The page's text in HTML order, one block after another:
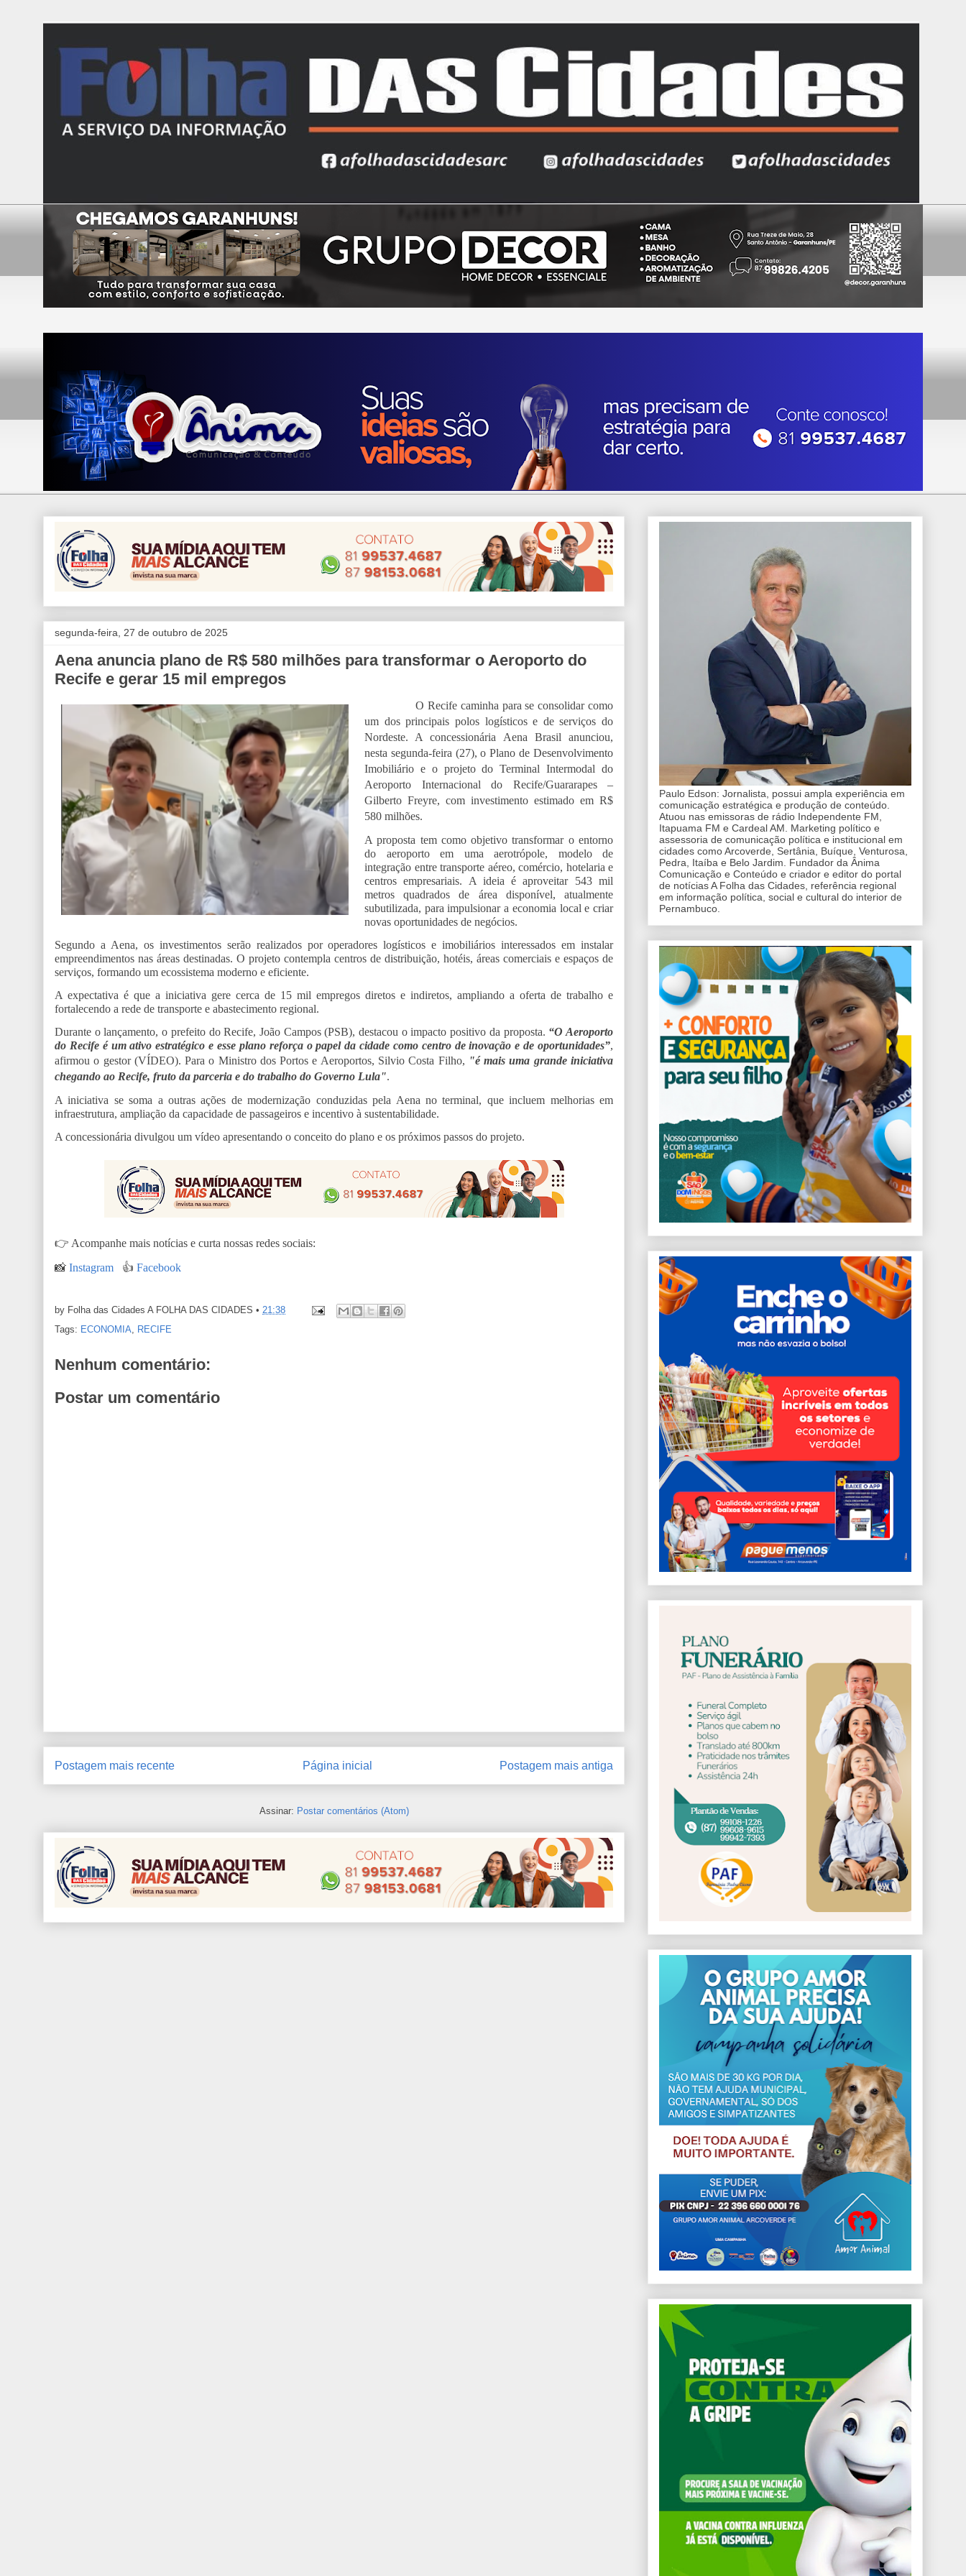
segunda-feira, 27 de outubro de 2025
Aena anuncia plano de R$ 580 milhões para transformar o Aeroporto do
Recife e gerar 15 mil empregos
O Recife caminha para se consolidar como
um dos principais polos logísticos e de serviços do
Nordeste. A concessionária Aena Brasil anunciou,
nesta segunda-feira (27), o Plano de Desenvolvimento
Imobiliário e o projeto do Terminal Intermodal do
Aeroporto Internacional do Recife/Guararapes –
Gilberto Freyre, com investimento estimado em R$
580 milhões.
A proposta tem como objetivo transformar o entorno
do aeroporto em uma aerotrópole, modelo de
integração entre transporte aéreo, comércio, hotelaria e
centros empresariais. A ideia é aproveitar 543 mil
metros quadrados de área disponível, atualmente
subutilizada, para impulsionar a economia local e criar
novas oportunidades de negócios.
Segundo a Aena, os investimentos serão realizados por operadores logísticos e imobiliários interessados em instalar
empreendimentos nas áreas destinadas. O projeto contempla centros de distribuição, hotéis, áreas comerciais e espaços de
serviços, formando um ecossistema moderno e eficiente.
A expectativa é que a iniciativa gere cerca de 15 mil empregos diretos e indiretos, ampliando a oferta de trabalho e
fortalecendo a rede de transporte e abastecimento regional.
Durante o lançamento, o prefeito do Recife, João Campos (PSB), destacou o impacto positivo da proposta. “O Aeroporto
do Recife é um ativo estratégico e esse plano reforça o papel da cidade como centro de inovação e de oportunidades”,
afirmou o gestor (VÍDEO). Para o Ministro dos Portos e Aeroportos, Silvio Costa Filho, "é mais uma grande iniciativa
chegando ao Recife, fruto da parceria e do trabalho do Governo Lula".
A iniciativa se soma a outras ações de modernização conduzidas pela Aena no terminal, que incluem melhorias em
infraestrutura, ampliação da capacidade de passageiros e incentivo à sustentabilidade.
A concessionária divulgou um vídeo apresentando o conceito do plano e os próximos passos do projeto.
👉 Acompanhe mais notícias e curta nossas redes sociais:
📸 Instagram 👍 Facebook
by Folha das Cidades A FOLHA DAS CIDADES • 21:38
Tags: ECONOMIA, RECIFE
Nenhum comentário:
Postar um comentário
Postagem mais recente Postagem mais antiga
Página inicial
Assinar: Postar comentários (Atom)
Paulo Edson: Jornalista, possui ampla experiência em
comunicação estratégica e produção de conteúdo.
Atuou nas emissoras de rádio Independente FM,
Itapuama FM e Cardeal AM. Marketing político e
assessoria de comunicação política e institucional em
cidades como Arcoverde, Sertânia, Buíque, Venturosa,
Pedra, Itaíba e Belo Jardim. Fundador da Ânima
Comunicação e Conteúdo e criador e editor do portal
de notícias A Folha das Cidades, referência regional
em informação política, social e cultural do interior de
Pernambuco.